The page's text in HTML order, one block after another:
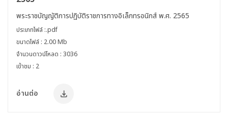
พระราชบัญญัติการปฏิบัติราชการทางอิเล็กทรอนิกส์ พ.ศ. 2565
ประเภทไฟล์ :.pdf
ขนาดไฟล์ : 2.00 Mb
จำนวนดาวน์โหลด : 3036
เข้าชม : 2
อ่านต่อ